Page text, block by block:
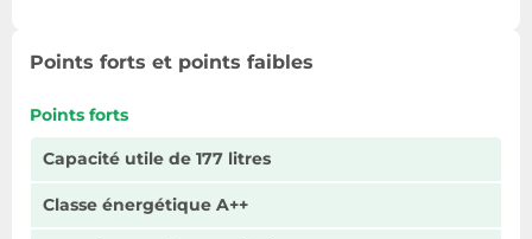
Points forts et points faibles
Points forts
Capacité utile de 177 litres
Classe énergétique A++